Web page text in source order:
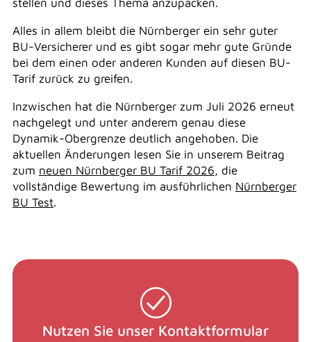
stellen und dieses Thema anzupacken.
Alles in allem bleibt die Nürnberger ein sehr guter
BU-Versicherer und es gibt sogar mehr gute Gründe
bei dem einen oder anderen Kunden auf diesen BU-
Tarif zurück zu greifen.
Inzwischen hat die Nürnberger zum Juli 2026 erneut
nachgelegt und unter anderem genau diese
Dynamik-Obergrenze deutlich angehoben. Die
aktuellen Änderungen lesen Sie in unserem Beitrag
zum neuen Nürnberger BU Tarif 2026, die
vollständige Bewertung im ausführlichen Nürnberger
BU Test.
Nutzen Sie unser Kontaktformular